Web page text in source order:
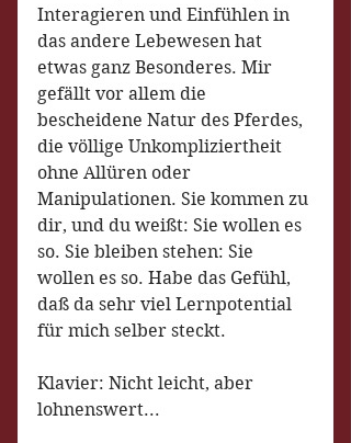
Interagieren und Einfühlen in
das andere Lebewesen hat
etwas ganz Besonderes. Mir
gefällt vor allem die
bescheidene Natur des Pferdes,
die völlige Unkompliziertheit
ohne Allüren oder
Manipulationen. Sie kommen zu
dir, und du weißt: Sie wollen es
so. Sie bleiben stehen: Sie
wollen es so. Habe das Gefühl,
daß da sehr viel Lernpotential
für mich selber steckt.
Klavier: Nicht leicht, aber
lohnenswert...